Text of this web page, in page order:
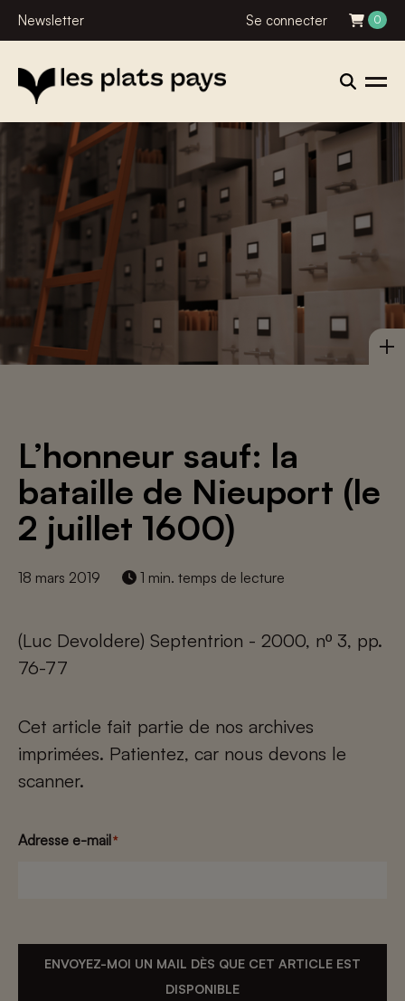
Newsletter Se connecter 0
L’honneur sauf: la
bataille de Nieuport (le
2 juillet 1600)
18 mars 2019 1 min. temps de lecture
(Luc Devoldere) Septentrion - 2000, nº 3, pp.
76-77
Cet article fait partie de nos archives
imprimées. Patientez, car nous devons le
scanner.
Adresse e-mail*
ENVOYEZ-MOI UN MAIL DÈS QUE CET ARTICLE EST
DISPONIBLE